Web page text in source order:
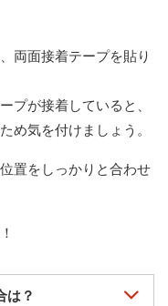
両面接着テープを貼り
プが接着していると、
め気を付けましょう。
置をしっかりと合わせ
は？